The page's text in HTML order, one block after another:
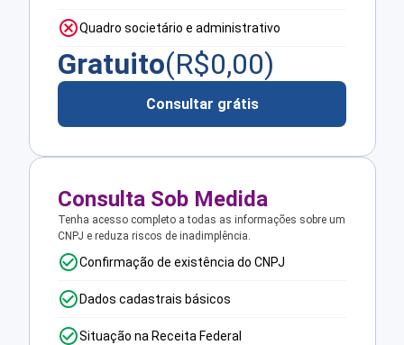
Quadro societário e administrativo
Gratuito(R$0,00)
Consultar grátis
Consulta Sob Medida
Tenha acesso completo a todas as informações sobre um
CNPJ e reduza riscos de inadimplência.
Confirmação de existência do CNPJ
Dados cadastrais básicos
Situação na Receita Federal